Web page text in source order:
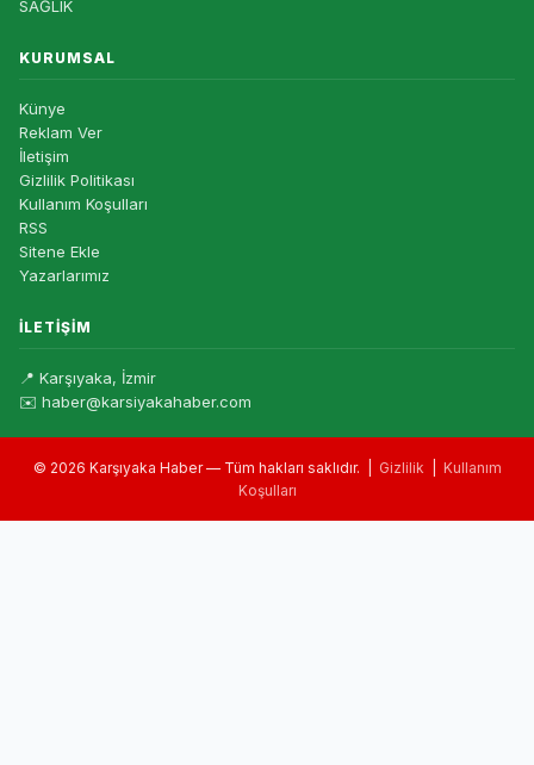
SAĞLIK
KURUMSAL
Künye
Reklam Ver
İletişim
Gizlilik Politikası
Kullanım Koşulları
RSS
Sitene Ekle
Yazarlarımız
İLETIŞIM
📍 Karşıyaka, İzmir
✉️ haber@karsiyakahaber.com
© 2026 Karşıyaka Haber — Tüm hakları saklıdır. | Gizlilik
Kullanım
Koşulları